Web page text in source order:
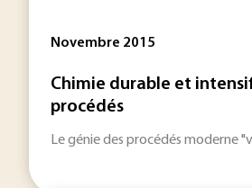
Novembre 2015
Chimie durable et
procédés
Le génie des procédés moderne